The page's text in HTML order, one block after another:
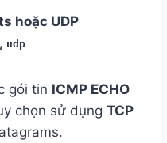
hoặc UDP
, udp
gói tin ICMP ECHO
chọn sử dụng TCP